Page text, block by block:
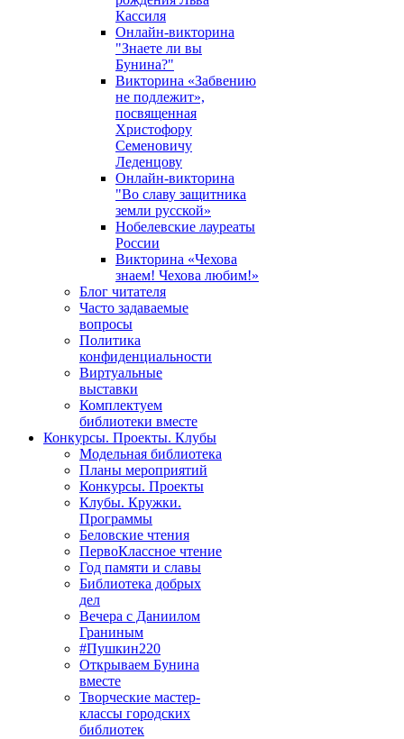
Кассиля
Онлайн-викторина
"Знаете ли вы
Бунина?"
Викторина «Забвению
не подлежит»,
посвященная
Христофору
Семеновичу
Леденцову
Онлайн-викторина
"Во славу защитника
земли русской»
Нобелевские лауреаты
России
Викторина «Чехова
знаем! Чехова любим!»
Блог читателя
Часто задаваемые
вопросы
Политика
конфиденциальности
Виртуальные
выставки
Комплектуем
библиотеки вместе
Конкурсы. Проекты. Клубы
Модельная библиотека
Планы мероприятий
Конкурсы. Проекты
Клубы. Кружки.
Программы
Беловские чтения
ПервоКлассное чтение
Год памяти и славы
Библиотека добрых
дел
Вечера с Даниилом
Граниным
#Пушкин220
Открываем Бунина
вместе
Творческие мастер-
классы городских
библиотек